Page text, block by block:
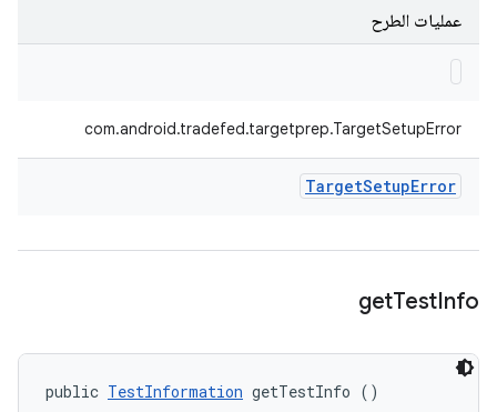
عمليات الطرح
com.android.tradefed.targetprep.TargetSetupError
TargetSetupError
getTestInfo
public TestInformation getTestInfo ()